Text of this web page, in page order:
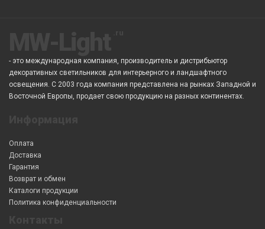
- это международная компания, производитель и дистрибьютор
декоративных светильников для интерьерного и ландшафтного
освещения. С 2003 года компания представлена на рынках Западной и
Восточной Европы, продает свою продукцию на разных континентах.
Оплата
Доставка
Гарантия
Возврат и обмен
Каталоги продукции
Политика конфиденциальности